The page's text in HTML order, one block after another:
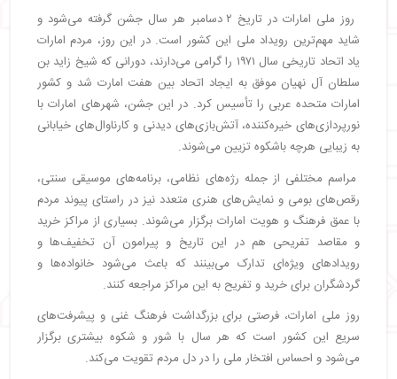
روز ملی امارات در تاریخ ۲ دسامبر هر سال جشن گرفته می‌شود و
شاید مهم‌ترین رویداد ملی این کشور است. در این روز، مردم امارات
یاد اتحاد تاریخی سال ۱۹۷۱ را گرامی می‌دارند، دورانی که شیخ زاید بن
سلطان آل نهیان موفق به ایجاد اتحاد بین هفت امارت شد و کشور
امارات متحده عربی را تأسیس کرد. در این جشن، شهرهای امارات با
نورپردازی‌های خیره‌کننده، آتش‌بازی‌های دیدنی و کارناوال‌های خیابانی
به زیبایی هرچه باشکوه تزیین می‌شوند.
مراسم مختلفی از جمله رژه‌های نظامی، برنامه‌های موسیقی سنتی،
رقص‌های بومی و نمایش‌های هنری متعدد نیز در راستای پیوند مردم
با عمق فرهنگ و هویت امارات برگزار می‌شوند. بسیاری از مراکز خرید
و مقاصد تفریحی هم در این تاریخ و پیرامون آن تخفیف‌ها و
رویدادهای ویژه‌ای تدارک می‌بینند که باعث می‌شود خانواده‌ها و
گردشگران برای خرید و تفریح به این مراکز مراجعه کنند.
روز ملی امارات، فرصتی برای بزرگداشت فرهنگ غنی و پیشرفت‌های
سریع این کشور است که هر سال با شور و شکوه بیشتری برگزار
می‌شود و احساس افتخار ملی را در دل مردم تقویت می‌کند.